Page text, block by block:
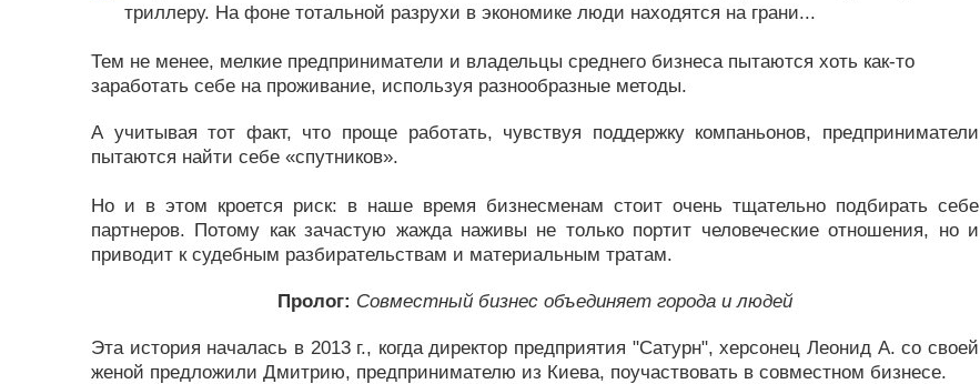
триллеру. На фоне тотальной разрухи в экономике люди находятся на грани...
Тем не менее, мелкие предприниматели и владельцы среднего бизнеса пытаются хоть как-то
заработать себе на проживание, используя разнообразные методы.
А учитывая тот факт, что проще работать, чувствуя поддержку компаньонов, предприниматели
пытаются найти себе «спутников».
Но и в этом кроется риск: в наше время бизнесменам стоит очень тщательно подбирать себе
партнеров. Потому как зачастую жажда наживы не только портит человеческие отношения, но и
приводит к судебным разбирательствам и материальным тратам.
Пролог: Совместный бизнес объединяет города и людей
Эта история началась в 2013 г., когда директор предприятия "Сатурн", херсонец Леонид А. со своей
женой предложили Дмитрию, предпринимателю из Киева, поучаствовать в совместном бизнесе.